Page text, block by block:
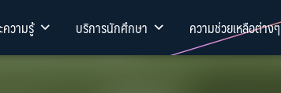
ความรู้ บริการนักศึกษา ความช่วยเหลือต่างๆ